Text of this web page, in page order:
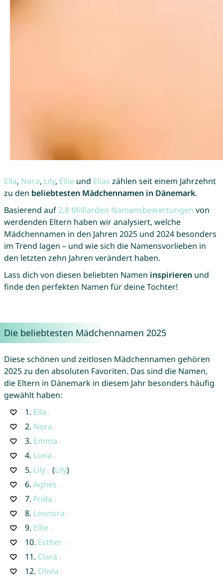
Ella, Nora, Lily, Ellie und Elias zählen seit einem Jahrzehnt
zu den beliebtesten Mädchennamen in Dänemark.
Basierend auf2,8 Milliarden Namensbewertungen von
werdenden Eltern haben wir analysiert, welche
Mädchennamen in den Jahren 2025 und 2024 besonders
im Trend lagen – und wie sich die Namensvorlieben in
den letzten zehn Jahren verändert haben.
Lass dich von diesen beliebten Namen inspirieren und
finde den perfekten Namen für deine Tochter!
Die beliebtesten Mädchennamen 2025
Diese schönen und zeitlosen Mädchennamen gehören
2025 zu den absoluten Favoriten. Das sind die Namen,
die Eltern in Dänemark in diesem Jahr besonders häufig
gewählt haben:
1. Ella
2. Nora
3. Emma
4. Luna
5. Lily (Lily)
6. Agnes
7. Frida
8. Leonora
9. Ellie
10. Esther
11. Clara
12. Olivia